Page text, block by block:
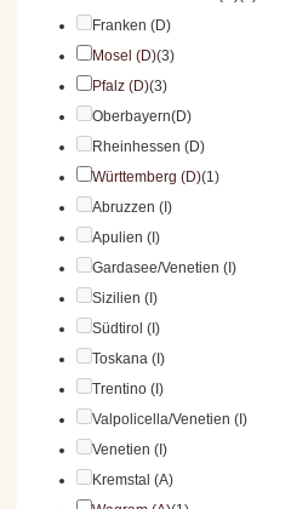
Franken (D)
Mosel (D)(3)
Pfalz (D)(3)
Oberbayern(D)
Rheinhessen (D)
Württemberg (D)(1)
Abruzzen (I)
Apulien (I)
Gardasee/Venetien (I)
Sizilien (I)
Südtirol (I)
Toskana (I)
Trentino (I)
Valpolicella/Venetien (I)
Venetien (I)
Kremstal (A)